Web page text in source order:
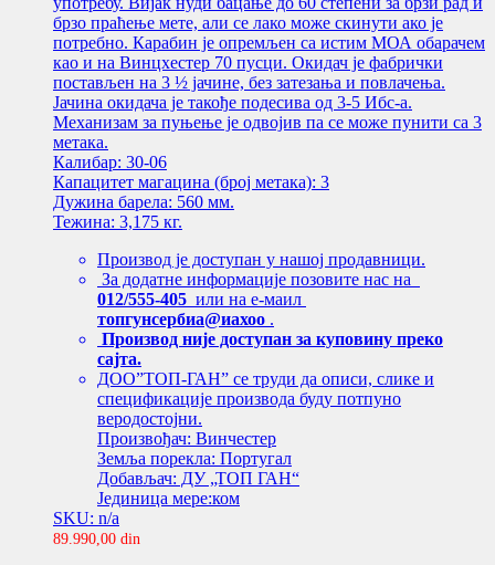
брзо праћење мете, али се лако може скинути ако је
потребно. Карабин је опремљен са истим МОА обарачем
као и на Винцхестер 70 пусци. Окидач је фабрички
постављен на 3 ½ јачине, без затезања и повлачења.
Јачина окидача је такође подесива од 3-5 Ибс-а.
Механизам за пуњење је одвојив па се може пунити са 3
метака.
Калибар: 30-06
Капацитет магацина (број метака): 3
Дужина барела: 560 мм.
Тежина: 3,175 кг.
Производ је доступан у нашој продавници.
За додатне информације позовите нас на
012/555-405 или на е-маил
топгунсербиа@иахоо .
Производ није доступан за куповину преко
сајта.
ДОО”ТОП-ГАН” се труди да описи, слике и
спецификације производа буду потпуно
веродостојни.
Произвођач: Винчестер
Земља порекла: Португал
Добављач: ДУ „ТОП ГАН“
Јединица мере:ком
SKU: n/a
89.990,00 din